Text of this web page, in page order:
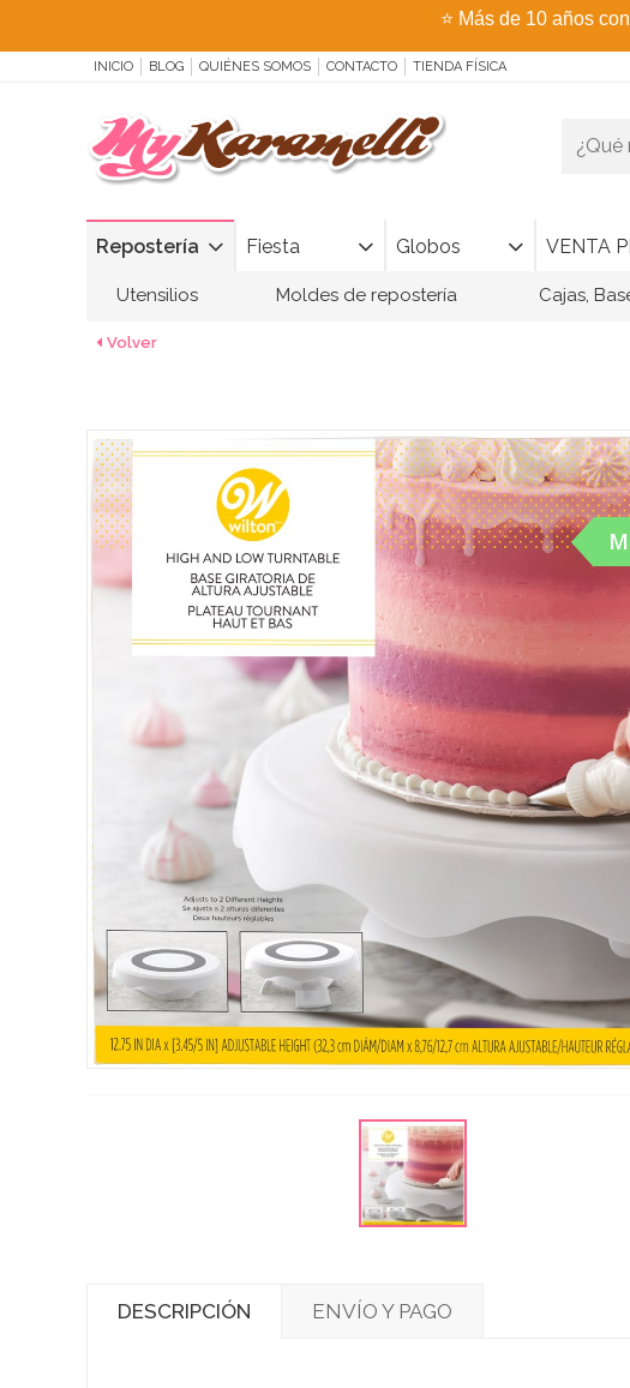
⭐ Más de 10 años
INICIO BLOG QUIÉNES SOMOS CONTACTO TIENDA FÍSICA
Repostería Fiesta Globos VENTA
Utensilios Moldes de repostería Cajas,
Volver
DESCRIPCIÓN ENVÍO Y PAGO